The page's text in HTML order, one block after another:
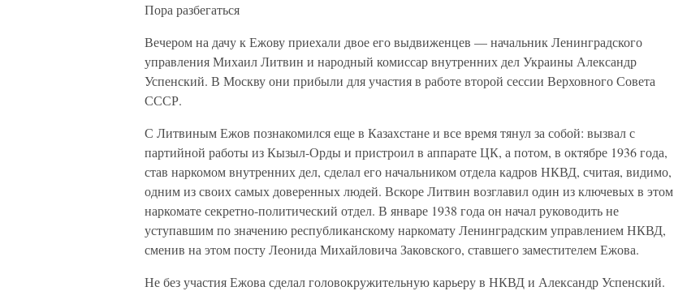
Пора разбегаться
Вечером на дачу к Ежову приехали двое его выдвиженцев — начальник Ленинградского
управления Михаил Литвин и народный комиссар внутренних дел Украины Александр
Успенский. В Москву они прибыли для участия в работе второй сессии Верховного Совета
СССР.
С Литвиным Ежов познакомился еще в Казахстане и все время тянул за собой: вызвал с
партийной работы из Кызыл-Орды и пристроил в аппарате ЦК, а потом, в октябре 1936 года,
став наркомом внутренних дел, сделал его начальником отдела кадров НКВД, считая, видимо,
одним из своих самых доверенных людей. Вскоре Литвин возглавил один из ключевых в этом
наркомате секретно-политический отдел. В январе 1938 года он начал руководить не
уступавшим по значению республиканскому наркомату Ленинградским управлением НКВД,
сменив на этом посту Леонида Михайловича Заковского, ставшего заместителем Ежова.
Не без участия Ежова сделал головокружительную карьеру в НКВД и Александр Успенский.